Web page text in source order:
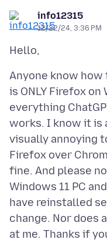
info12315
12/22/24, 3:36 PM
Anyone know how
is ONLY Firefox
everything
works. I know it is
visually annoying
Firefox over
fine. And please
Windows 11 PC
have reinstalled
change. Nor does